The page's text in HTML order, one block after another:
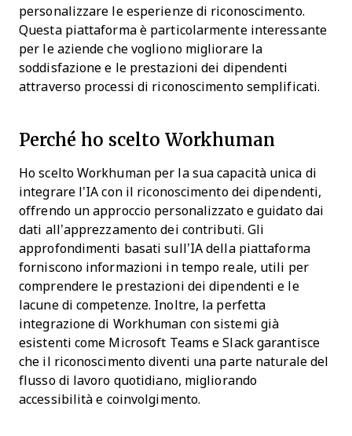
personalizzare le esperienze di riconoscimento.
Questa piattaforma è particolarmente interessante
per le aziende che vogliono migliorare la
soddisfazione e le prestazioni dei dipendenti
attraverso processi di riconoscimento semplificati.
Perché ho scelto Workhuman
Ho scelto Workhuman per la sua capacità unica di
integrare l’IA con il riconoscimento dei dipendenti,
offrendo un approccio personalizzato e guidato dai
dati all’apprezzamento dei contributi. Gli
approfondimenti basati sull’IA della piattaforma
forniscono informazioni in tempo reale, utili per
comprendere le prestazioni dei dipendenti e le
lacune di competenze. Inoltre, la perfetta
integrazione di Workhuman con sistemi già
esistenti come Microsoft Teams e Slack garantisce
che il riconoscimento diventi una parte naturale del
flusso di lavoro quotidiano, migliorando
accessibilità e coinvolgimento.